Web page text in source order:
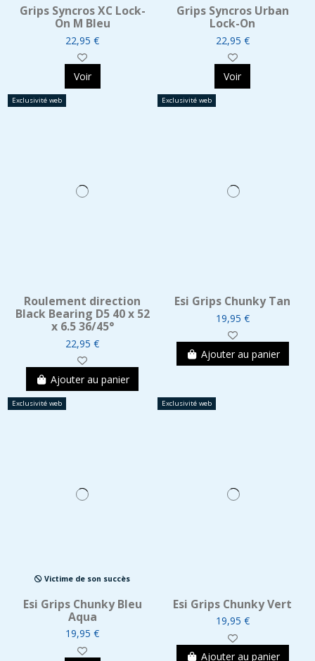
Grips Syncros XC Lock-
On M Bleu
22,95 €
Voir
Grips Syncros Urban
Lock-On
22,95 €
Voir
Exclusivité web
Roulement direction
Black Bearing D5 40 x 52
x 6.5 36/45°
22,95 €
Ajouter au panier
Exclusivité web
Esi Grips Chunky Tan
19,95 €
Ajouter au panier
Exclusivité web
Victime de son succès
Esi Grips Chunky Bleu
Aqua
19,95 €
Exclusivité web
Esi Grips Chunky Vert
19,95 €
Ajouter au panier